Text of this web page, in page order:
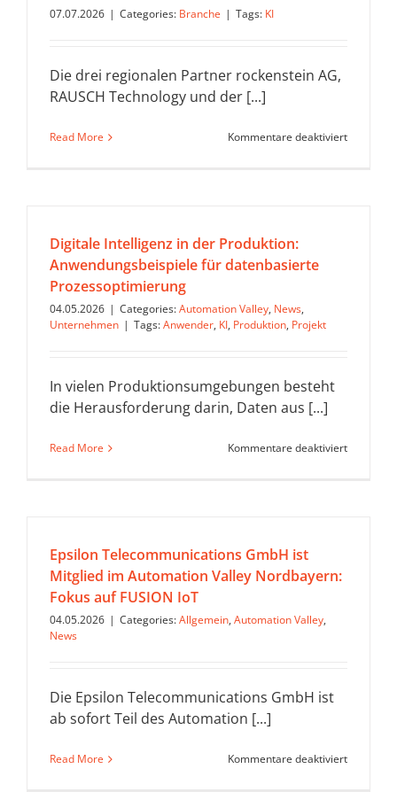
07.07.2026 | Categories: Branche | Tags: KI
Die drei regionalen Partner rockenstein AG,
RAUSCH Technology und der [...]
Read More Kommentare deaktiviertfür
Digitale Intelligenz in der Produktion:
Anwendungsbeispiele für datenbasierte
Prozessoptimierung
04.05.2026 | Categories:Automation Valley, News,
Unternehmen | Tags:Anwender, KI, Produktion, Projekt
In vielen Produktionsumgebungen besteht
die Herausforderung darin, Daten aus [...]
Read More Kommentare deaktiviertfür
Epsilon Telecommunications GmbH ist
Mitglied im Automation Valley Nordbayern:
Fokus auf FUSION IoT
04.05.2026 | Categories:Allgemein, Automation Valley,
News
Die Epsilon Telecommunications GmbH ist
ab sofort Teil des Automation [...]
Read More Kommentare deaktiviertfür